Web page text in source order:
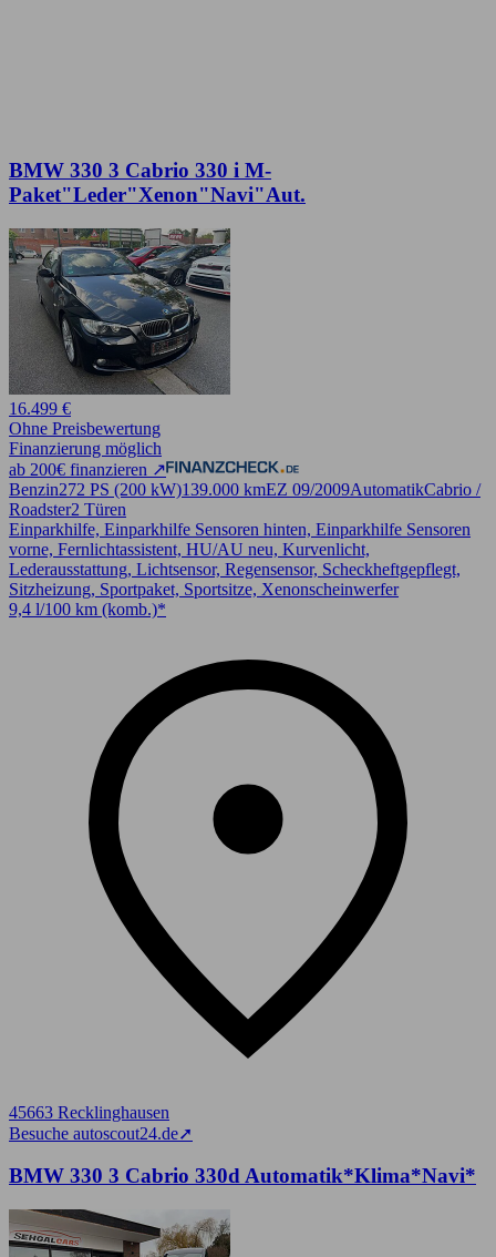
BMW 330 3 Cabrio 330 i M-
Paket"Leder"Xenon"Navi"Aut.
16.499 €
Ohne Preisbewertung
Finanzierung möglich
ab 200€ finanzieren ↗
Benzin272 PS (200 kW)139.000 kmEZ 09/2009AutomatikCabrio /
Roadster2 Türen
Einparkhilfe, Einparkhilfe Sensoren hinten, Einparkhilfe Sensoren
vorne, Fernlichtassistent, HU/AU neu, Kurvenlicht,
Lederausstattung, Lichtsensor, Regensensor, Scheckheftgepflegt,
Sitzheizung, Sportpaket, Sportsitze, Xenonscheinwerfer
9,4 l/100 km (komb.)*
45663 ­­­Recklinghausen
Besuche autoscout24.de➚
BMW 330 3 Cabrio 330d Automatik*Klima*Navi*